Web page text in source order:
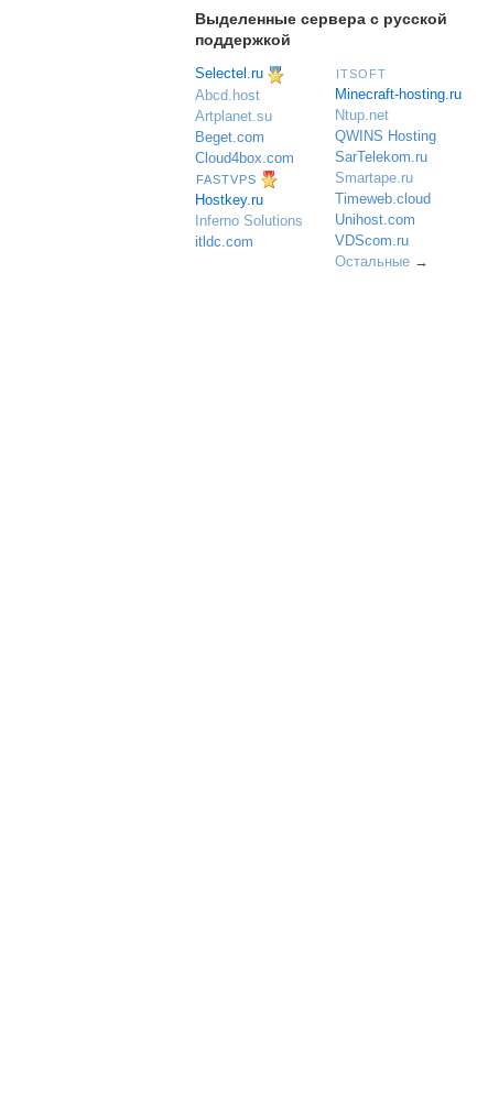
Выделенные сервера с русской
поддержкой
Selectel.ru
Abcd.host
Artplanet.su
Beget.com
Cloud4box.com
FASTVPS
Hostkey.ru
Inferno Solutions
itldc.com
ITSOFT
Minecraft-hosting.ru
Ntup.net
QWINS Hosting
SarTelekom.ru
Smartape.ru
Timeweb.cloud
Unihost.com
VDScom.ru
Остальные →